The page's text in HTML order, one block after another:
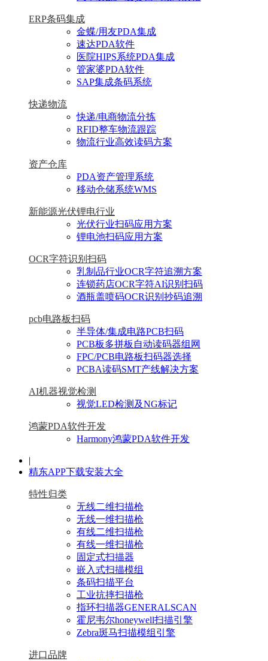
ERP条码集成
金蝶/用友PDA集成
速达PDA软件
医院HIPS系统PDA集成
管家婆PDA软件
SAP集成条码系统
快递物流
快递/电商物流分拣
RFID整车物流跟踪
物流行业高效读码方案
资产仓库
PDA资产管理系统
移动仓储系统WMS
新能源光伏锂电行业
光伏行业扫码应用方案
锂电池扫码应用方案
OCR字符识别扫码
乳制品行业OCR字符追溯方案
连锁药店OCR字符AI识别扫码
酒瓶盖喷码OCR识别抄码追溯
pcb电路板扫码
半导体/集成电路PCB扫码
PCB板多拼板自动读码器组网
FPC/PCB电路板扫码器选择
PCBA读码SMT产线解决方案
AI机器视觉检测
视觉LED检测及NG标记
鸿蒙PDA软件开发
Harmony鸿蒙PDA软件开发
|
精东APP下载安装大全
特性归类
无线二维扫描枪
无线一维扫描枪
有线二维扫描枪
有线一维扫描枪
固定式扫描器
嵌入式扫描模组
条码扫描平台
工业抗摔扫描枪
指环扫描器GENERALSCAN
霍尼韦尔honeywell扫描引擎
Zebra斑马扫描模组引擎
进口品牌